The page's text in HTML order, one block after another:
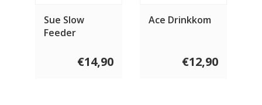
Sue Slow
Feeder
€14,90
Ace Drinkkom
€12,90